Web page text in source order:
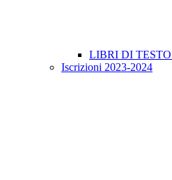
LIBRI DI TESTO
Iscrizioni 2023-2024